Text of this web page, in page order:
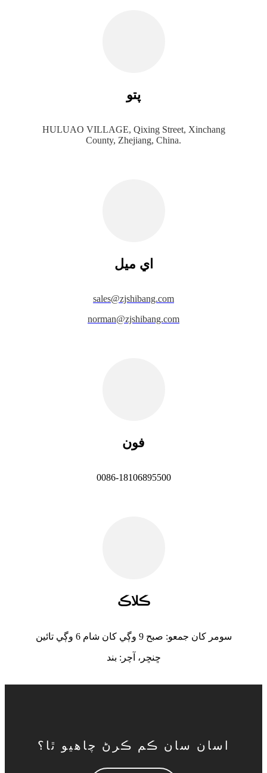
پتو
HULUAO VILLAGE, Qixing Street, Xinchang
County, Zhejiang, China.
اي ميل
sales@zjshibang.com
norman@zjshibang.com
فون
0086-18106895500
ڪلاڪ
سومر کان جمعو: صبح 9 وڳي کان شام 6 وڳي تائين
ڇنڇر، آچر: بند
اسان سان ڪم ڪرڻ چاهيو ٿا؟